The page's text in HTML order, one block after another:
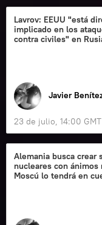
Lavrov: EEUU "está
implicado en los
contra civiles" en
Javier
23 de julio, 14:00 GMT
Alemania busca crear
nucleares con ánimos
Moscú lo tendrá en